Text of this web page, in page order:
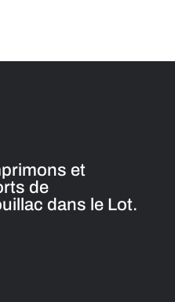
et
de
dans le Lot.